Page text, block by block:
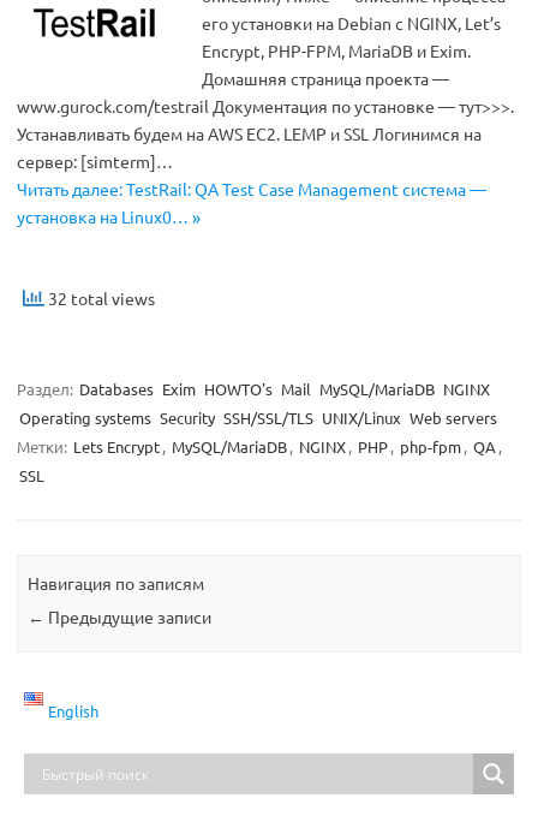
его установки на Debian с NGINX, Let’s
Encrypt, PHP-FPM, MariaDB и Exim.
Домашняя страница проекта —
www.gurock.com/testrail Документация по установке — тут>>>.
Устанавливать будем на AWS EC2. LEMP и SSL Логинимся на
сервер: [simterm]…
Читать далее: TestRail: QA Test Case Management система —
установка на Linux0… »
32 total views
Раздел: Databases Exim HOWTO's Mail MySQL/MariaDB NGINX
Operating systems Security SSH/SSL/TLS UNIX/Linux Web servers
Метки: Lets Encrypt, MySQL/MariaDB, NGINX, PHP, php-fpm, QA ,
SSL
Навигация по записям
← Предыдущие записи
English